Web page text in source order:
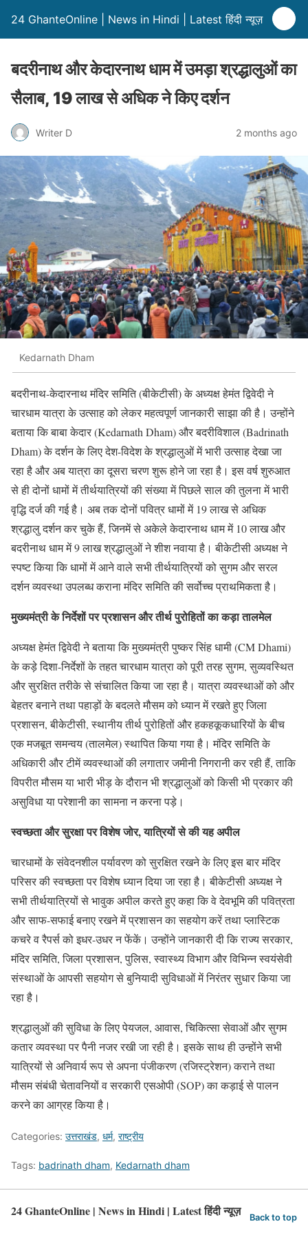
24 GhanteOnline | News in Hindi | Latest हिंदी न्यूज़
बदरीनाथ और केदारनाथ धाम में उमड़ा श्रद्धालुओं का
सैलाब, 19 लाख से अधिक ने किए दर्शन
Writer D 2 months ago
Kedarnath Dham
बदरीनाथ-केदारनाथ मंदिर समिति (बीकेटीसी) के अध्यक्ष हेमंत द्विवेदी ने
चारधाम यात्रा के उत्साह को लेकर महत्वपूर्ण जानकारी साझा की है। उन्होंने
बताया कि बाबा केदार (Kedarnath Dham) और बदरीविशाल (Badrinath
Dham) के दर्शन के लिए देश-विदेश के श्रद्धालुओं में भारी उत्साह देखा जा
रहा है और अब यात्रा का दूसरा चरण शुरू होने जा रहा है। इस वर्ष शुरुआत
से ही दोनों धामों में तीर्थयात्रियों की संख्या में पिछले साल की तुलना में भारी
वृद्धि दर्ज की गई है। अब तक दोनों पवित्र धामों में 19 लाख से अधिक
श्रद्धालु दर्शन कर चुके हैं, जिनमें से अकेले केदारनाथ धाम में 10 लाख और
बदरीनाथ धाम में 9 लाख श्रद्धालुओं ने शीश नवाया है। बीकेटीसी अध्यक्ष ने
स्पष्ट किया कि धामों में आने वाले सभी तीर्थयात्रियों को सुगम और सरल
दर्शन व्यवस्था उपलब्ध कराना मंदिर समिति की सर्वोच्च प्राथमिकता है।
मुख्यमंत्री के निर्देशों पर प्रशासन और तीर्थ पुरोहितों का कड़ा तालमेल
अध्यक्ष हेमंत द्विवेदी ने बताया कि मुख्यमंत्री पुष्कर सिंह धामी (CM Dhami)
के कड़े दिशा-निर्देशों के तहत चारधाम यात्रा को पूरी तरह सुगम, सुव्यवस्थित
और सुरक्षित तरीके से संचालित किया जा रहा है। यात्रा व्यवस्थाओं को और
बेहतर बनाने तथा पहाड़ों के बदलते मौसम को ध्यान में रखते हुए जिला
प्रशासन, बीकेटीसी, स्थानीय तीर्थ पुरोहितों और हकहकूकधारियों के बीच
एक मजबूत समन्वय (तालमेल) स्थापित किया गया है। मंदिर समिति के
अधिकारी और टीमें व्यवस्थाओं की लगातार जमीनी निगरानी कर रही हैं, ताकि
विपरीत मौसम या भारी भीड़ के दौरान भी श्रद्धालुओं को किसी भी प्रकार की
असुविधा या परेशानी का सामना न करना पड़े।
स्वच्छता और सुरक्षा पर विशेष जोर, यात्रियों से की यह अपील
चारधामों के संवेदनशील पर्यावरण को सुरक्षित रखने के लिए इस बार मंदिर
परिसर की स्वच्छता पर विशेष ध्यान दिया जा रहा है। बीकेटीसी अध्यक्ष ने
सभी तीर्थयात्रियों से भावुक अपील करते हुए कहा कि वे देवभूमि की पवित्रता
और साफ-सफाई बनाए रखने में प्रशासन का सहयोग करें तथा प्लास्टिक
कचरे व रैपर्स को इधर-उधर न फेंकें। उन्होंने जानकारी दी कि राज्य सरकार,
मंदिर समिति, जिला प्रशासन, पुलिस, स्वास्थ्य विभाग और विभिन्न स्वयंसेवी
संस्थाओं के आपसी सहयोग से बुनियादी सुविधाओं में निरंतर सुधार किया जा
रहा है।
श्रद्धालुओं की सुविधा के लिए पेयजल, आवास, चिकित्सा सेवाओं और सुगम
कतार व्यवस्था पर पैनी नजर रखी जा रही है। इसके साथ ही उन्होंने सभी
यात्रियों से अनिवार्य रूप से अपना पंजीकरण (रजिस्ट्रेशन) कराने तथा
मौसम संबंधी चेतावनियों व सरकारी एसओपी (SOP) का कड़ाई से पालन
करने का आग्रह किया है।
Categories: उत्तराखंड, धर्म, राष्ट्रीय
Tags: badrinath dham, Kedarnath dham
24 GhanteOnline | News in Hindi | Latest हिंदी न्यूज़ Back to top